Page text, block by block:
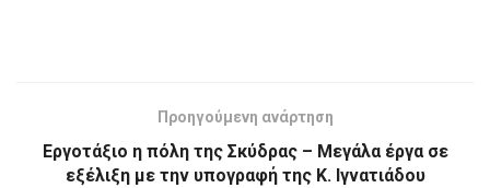
Προηγούμενη ανάρτηση
Εργοτάξιο η πόλη της Σκύδρας – Μεγάλα έργα σε
εξέλιξη με την υπογραφή της Κ. Ιγνατιάδου